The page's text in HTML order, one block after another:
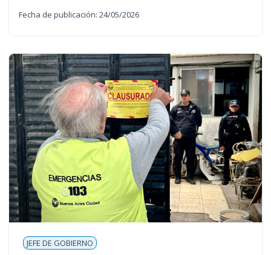
Fecha de publicación: 24/05/2026
JEFE DE GOBIERNO